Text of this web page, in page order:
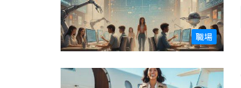
職場